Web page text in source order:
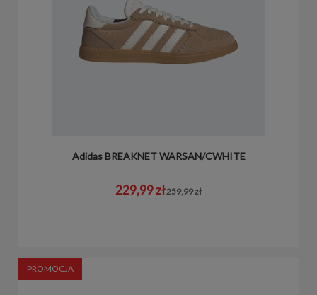
Adidas BREAKNET WARSAN/CWHITE
229,99 zł259,99 zł
PROMOCJA